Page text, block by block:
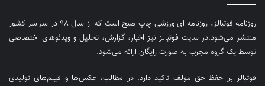
روزنامه فوتبالز، روزنامه ای ورزشی چاپ صبح است که از سال ۹۸ در سراسر کشور
منتشر می‌شود.در سایت فوتبالز نیز اخبار، گزارش، تحلیل و ویدئوهای اختصاصی
توسط یک گروه مجرب به صورت رایگان ارائه می‌شود.
فوتبالز بر حفظ حق مولف تاکید دارد. در مطالب، عکس‌ها و فیلم‌های تولیدی